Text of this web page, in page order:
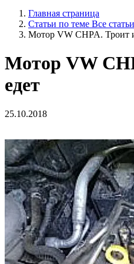
Главная страница
Статьи по теме Все статьи
Мотор VW CHPA. Троит
Мотор VW
едет
25.10.2018